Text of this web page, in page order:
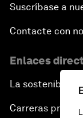
Suscríbase a
Contacte con
Enlaces
La
Carreras